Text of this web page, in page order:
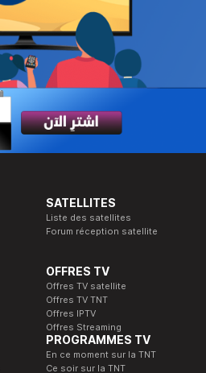
SATELLITES
Liste des satellites
Forum réception satellite
OFFRES TV
Offres TV satellite
Offres TV TNT
Offres IPTV
Offres Streaming
PROGRAMMES TV
En ce moment sur la TNT
Ce soir sur la TNT